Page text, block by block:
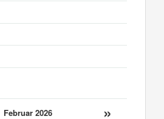
Februar 2026 »